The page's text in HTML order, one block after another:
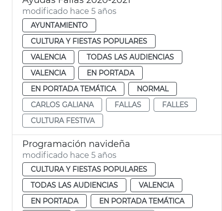
modificado hace 5 años
AYUNTAMIENTO
CULTURA Y FIESTAS POPULARES
VALENCIA
TODAS LAS AUDIENCIAS
VALENCIA
EN PORTADA
EN PORTADA TEMÁTICA
NORMAL
CARLOS GALIANA
FALLAS
FALLES
CULTURA FESTIVA
Programación navideña
modificado hace 5 años
CULTURA Y FIESTAS POPULARES
TODAS LAS AUDIENCIAS
VALENCIA
EN PORTADA
EN PORTADA TEMÁTICA